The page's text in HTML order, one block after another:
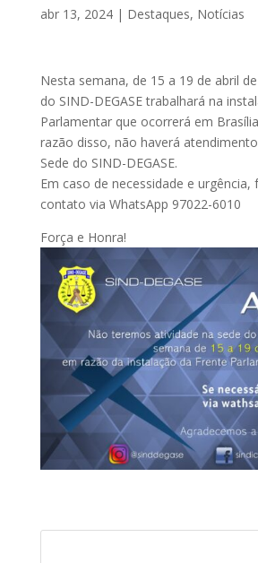
abr 13, 2024| Destaques, Notícias
Nesta semana, de 15 a 19 de abril
do SIND-DEGASE trabalhará na
Parlamentar que ocorrerá em
razão disso, não haverá
Sede do SIND-DEGASE.
Em caso de necessidade e
contato via WhatsApp 97022-6010
Força e Honra!